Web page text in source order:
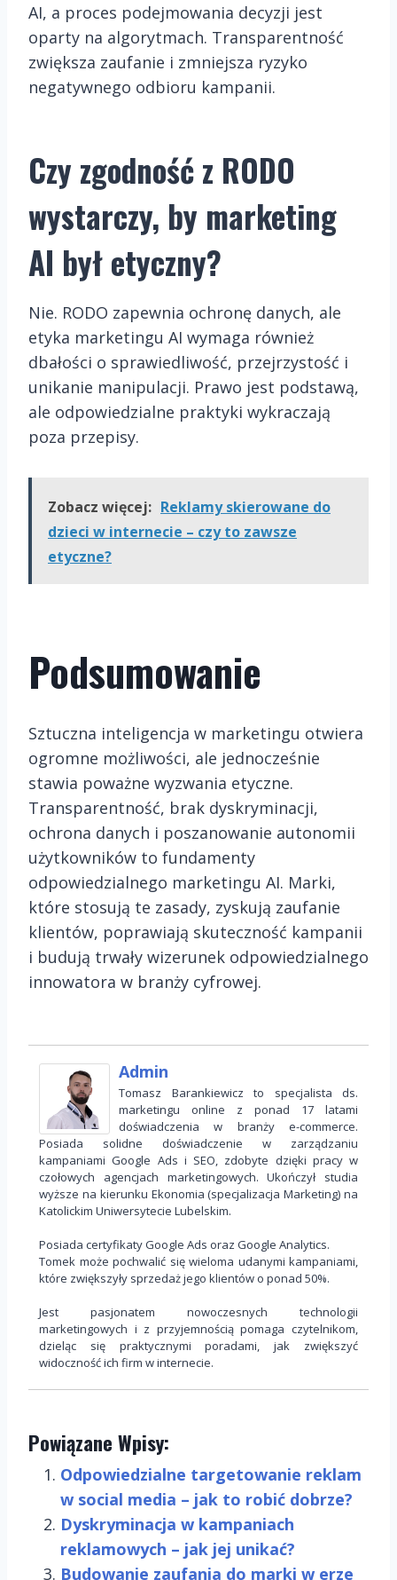
AI, a proces podejmowania decyzji jest
oparty na algorytmach. Transparentność
zwiększa zaufanie i zmniejsza ryzyko
negatywnego odbioru kampanii.
Czy zgodność z RODO
wystarczy, by marketing
AI był etyczny?
Nie. RODO zapewnia ochronę danych, ale
etyka marketingu AI wymaga również
dbałości o sprawiedliwość, przejrzystość i
unikanie manipulacji. Prawo jest podstawą,
ale odpowiedzialne praktyki wykraczają
poza przepisy.
Zobacz więcej: Reklamy skierowane do
dzieci w internecie – czy to zawsze
etyczne?
Podsumowanie
Sztuczna inteligencja w marketingu otwiera
ogromne możliwości, ale jednocześnie
stawia poważne wyzwania etyczne.
Transparentność, brak dyskryminacji,
ochrona danych i poszanowanie autonomii
użytkowników to fundamenty
odpowiedzialnego marketingu AI. Marki,
które stosują te zasady, zyskują zaufanie
klientów, poprawiają skuteczność kampanii
i budują trwały wizerunek odpowiedzialnego
innowatora w branży cyfrowej.
Admin
Tomasz Barankiewicz to specjalista ds.
marketingu online z ponad 17 latami
doświadczenia w branży e-commerce.
Posiada solidne doświadczenie w zarządzaniu
kampaniami Google Ads i SEO, zdobyte dzięki pracy w
czołowych agencjach marketingowych. Ukończył studia
wyższe na kierunku Ekonomia (specjalizacja Marketing) na
Katolickim Uniwersytecie Lubelskim.
Posiada certyfikaty Google Ads oraz Google Analytics.
Tomek może pochwalić się wieloma udanymi kampaniami,
które zwiększyły sprzedaż jego klientów o ponad 50%.
Jest pasjonatem nowoczesnych technologii
marketingowych i z przyjemnością pomaga czytelnikom,
dzieląc się praktycznymi poradami, jak zwiększyć
widoczność ich firm w internecie.
Powiązane Wpisy:
Odpowiedzialne targetowanie reklam
w social media – jak to robić dobrze?
Dyskryminacja w kampaniach
reklamowych – jak jej unikać?
Budowanie zaufania do marki w erze